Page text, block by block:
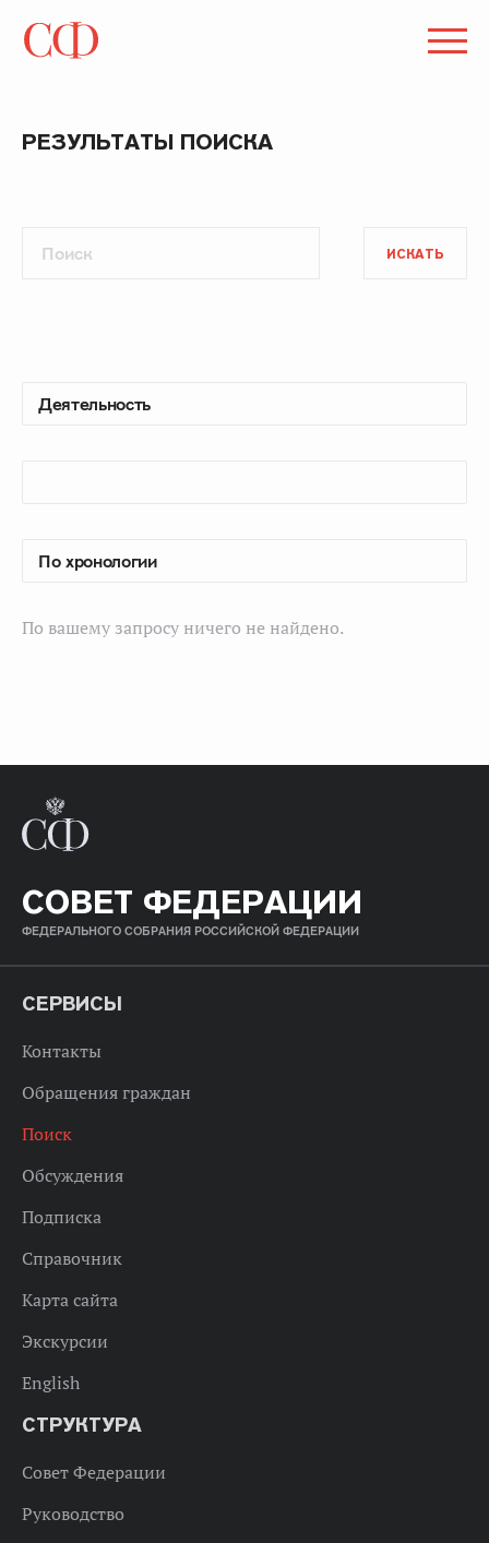
РЕЗУЛЬТАТЫ ПОИСКА
ИСКАТЬ
По вашему запросу ничего не найдено.
СОВЕТ ФЕДЕРАЦИИ
ФЕДЕРАЛЬНОГО СОБРАНИЯ РОССИЙСКОЙ ФЕДЕРАЦИИ
СЕРВИСЫ
Контакты
Обращения граждан
Поиск
Обсуждения
Подписка
Справочник
Карта сайта
Экскурсии
English
СТРУКТУРА
Совет Федерации
Руководство